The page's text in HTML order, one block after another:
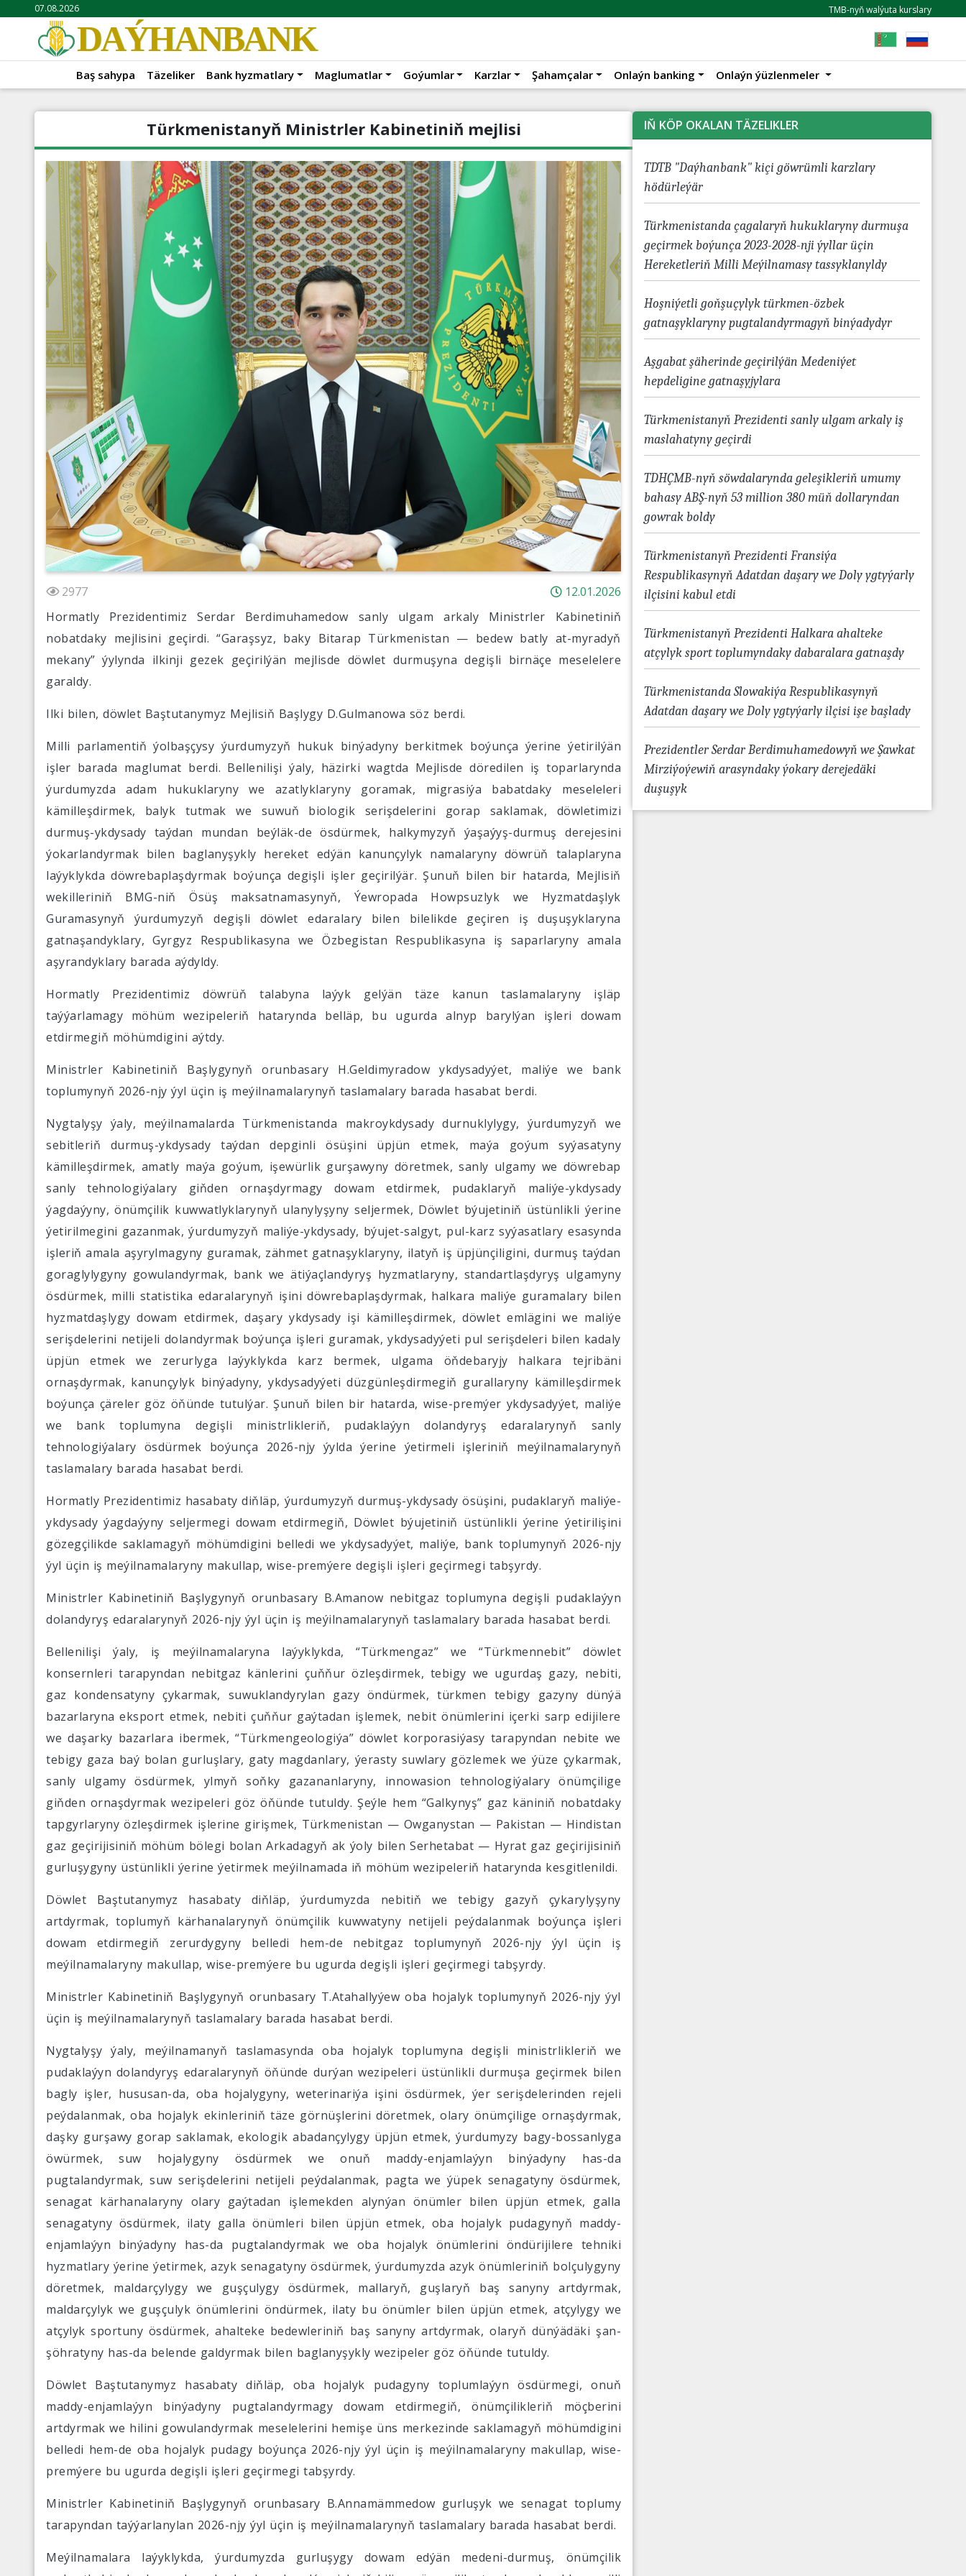
07.08.2026 TMB-nyň walýuta kurslary
DAÝHANBANK
Baş sahypa Täzeliker Bank hyzmatlary Maglumatlar Goýumlar Karzlar Şahamçalar Onlaýn banking Onlaýn ýüzlenmeler
Türkmenistanyň Ministrler Kabinetiniň mejlisi
2977
12.01.2026
Hormatly Prezidentimiz Serdar Berdimuhamedow sanly ulgam arkaly Ministrler Kabinetiniň
nobatdaky mejlisini geçirdi. “Garaşsyz, baky Bitarap Türkmenistan — bedew batly at-myradyň
mekany” ýylynda ilkinji gezek geçirilýän mejlisde döwlet durmuşyna degişli birnäçe meselelere
garaldy.
Ilki bilen, döwlet Baştutanymyz Mejlisiň Başlygy D.Gulmanowa söz berdi.
Milli parlamentiň ýolbaşçysy ýurdumyzyň hukuk binýadyny berkitmek boýunça ýerine ýetirilýän
işler barada maglumat berdi. Bellenilişi ýaly, häzirki wagtda Mejlisde döredilen iş toparlarynda
ýurdumyzda adam hukuklaryny we azatlyklaryny goramak, migrasiýa babatdaky meseleleri
kämilleşdirmek, balyk tutmak we suwuň biologik serişdelerini gorap saklamak, döwletimizi
durmuş-ykdysady taýdan mundan beýläk-de ösdürmek, halkymyzyň ýaşaýyş-durmuş derejesini
ýokarlandyrmak bilen baglanyşykly hereket edýän kanunçylyk namalaryny döwrüň talaplaryna
laýyklykda döwrebaplaşdyrmak boýunça degişli işler geçirilýär. Şunuň bilen bir hatarda, Mejlisiň
wekilleriniň BMG-niň Ösüş maksatnamasynyň, Ýewropada Howpsuzlyk we Hyzmatdaşlyk
Guramasynyň ýurdumyzyň degişli döwlet edaralary bilen bilelikde geçiren iş duşuşyklaryna
gatnaşandyklary, Gyrgyz Respublikasyna we Özbegistan Respublikasyna iş saparlaryny amala
aşyrandyklary barada aýdyldy.
Hormatly Prezidentimiz döwrüň talabyna laýyk gelýän täze kanun taslamalaryny işläp
taýýarlamagy möhüm wezipeleriň hatarynda belläp, bu ugurda alnyp barylýan işleri dowam
etdirmegiň möhümdigini aýtdy.
Ministrler Kabinetiniň Başlygynyň orunbasary H.Geldimyradow ykdysadyýet, maliýe we bank
toplumynyň 2026-njy ýyl üçin iş meýilnamalarynyň taslamalary barada hasabat berdi.
Nygtalyşy ýaly, meýilnamalarda Türkmenistanda makroykdysady durnuklylygy, ýurdumyzyň we
sebitleriň durmuş-ykdysady taýdan depginli ösüşini üpjün etmek, maýa goýum syýasatyny
kämilleşdirmek, amatly maýa goýum, işewürlik gurşawyny döretmek, sanly ulgamy we döwrebap
sanly tehnologiýalary giňden ornaşdyrmagy dowam etdirmek, pudaklaryň maliýe-ykdysady
ýagdaýyny, önümçilik kuwwatlyklarynyň ulanylyşyny seljermek, Döwlet býujetiniň üstünlikli ýerine
ýetirilmegini gazanmak, ýurdumyzyň maliýe-ykdysady, býujet-salgyt, pul-karz syýasatlary esasynda
işleriň amala aşyrylmagyny guramak, zähmet gatnaşyklaryny, ilatyň iş üpjünçiligini, durmuş taýdan
goraglylygyny gowulandyrmak, bank we ätiýaçlandyryş hyzmatlaryny, standartlaşdyryş ulgamyny
ösdürmek, milli statistika edaralarynyň işini döwrebaplaşdyrmak, halkara maliýe guramalary bilen
hyzmatdaşlygy dowam etdirmek, daşary ykdysady işi kämilleşdirmek, döwlet emlägini we maliýe
serişdelerini netijeli dolandyrmak boýunça işleri guramak, ykdysadyýeti pul serişdeleri bilen kadaly
üpjün etmek we zerurlyga laýyklykda karz bermek, ulgama öňdebaryjy halkara tejribäni
ornaşdyrmak, kanunçylyk binýadyny, ykdysadyýeti düzgünleşdirmegiň gurallaryny kämilleşdirmek
boýunça çäreler göz öňünde tutulýar. Şunuň bilen bir hatarda, wise-premýer ykdysadyýet, maliýe
we bank toplumyna degişli ministrlikleriň, pudaklaýyn dolandyryş edaralarynyň sanly
tehnologiýalary ösdürmek boýunça 2026-njy ýylda ýerine ýetirmeli işleriniň meýilnamalarynyň
taslamalary barada hasabat berdi.
Hormatly Prezidentimiz hasabaty diňläp, ýurdumyzyň durmuş-ykdysady ösüşini, pudaklaryň maliýe-
ykdysady ýagdaýyny seljermegi dowam etdirmegiň, Döwlet býujetiniň üstünlikli ýerine ýetirilişini
gözegçilikde saklamagyň möhümdigini belledi we ykdysadyýet, maliýe, bank toplumynyň 2026-njy
ýyl üçin iş meýilnamalaryny makullap, wise-premýere degişli işleri geçirmegi tabşyrdy.
Ministrler Kabinetiniň Başlygynyň orunbasary B.Amanow nebitgaz toplumyna degişli pudaklaýyn
dolandyryş edaralarynyň 2026-njy ýyl üçin iş meýilnamalarynyň taslamalary barada hasabat berdi.
Bellenilişi ýaly, iş meýilnamalaryna laýyklykda, “Türkmengaz” we “Türkmennebit” döwlet
konsernleri tarapyndan nebitgaz känlerini çuňňur özleşdirmek, tebigy we ugurdaş gazy, nebiti,
gaz kondensatyny çykarmak, suwuklandyrylan gazy öndürmek, türkmen tebigy gazyny dünýä
bazarlaryna eksport etmek, nebiti çuňňur gaýtadan işlemek, nebit önümlerini içerki sarp edijilere
we daşarky bazarlara ibermek, “Türkmengeologiýa” döwlet korporasiýasy tarapyndan nebite we
tebigy gaza baý bolan gurluşlary, gaty magdanlary, ýerasty suwlary gözlemek we ýüze çykarmak,
sanly ulgamy ösdürmek, ylmyň soňky gazananlaryny, innowasion tehnologiýalary önümçilige
giňden ornaşdyrmak wezipeleri göz öňünde tutuldy. Şeýle hem “Galkynyş” gaz käniniň nobatdaky
tapgyrlaryny özleşdirmek işlerine girişmek, Türkmenistan — Owganystan — Pakistan — Hindistan
gaz geçirijisiniň möhüm bölegi bolan Arkadagyň ak ýoly bilen Serhetabat — Hyrat gaz geçirijisiniň
gurluşygyny üstünlikli ýerine ýetirmek meýilnamada iň möhüm wezipeleriň hatarynda kesgitlenildi.
Döwlet Baştutanymyz hasabaty diňläp, ýurdumyzda nebitiň we tebigy gazyň çykarylyşyny
artdyrmak, toplumyň kärhanalarynyň önümçilik kuwwatyny netijeli peýdalanmak boýunça işleri
dowam etdirmegiň zerurdygyny belledi hem-de nebitgaz toplumynyň 2026-njy ýyl üçin iş
meýilnamalaryny makullap, wise-premýere bu ugurda degişli işleri geçirmegi tabşyrdy.
Ministrler Kabinetiniň Başlygynyň orunbasary T.Atahallyýew oba hojalyk toplumynyň 2026-njy ýyl
üçin iş meýilnamalarynyň taslamalary barada hasabat berdi.
Nygtalyşy ýaly, meýilnamanyň taslamasynda oba hojalyk toplumyna degişli ministrlikleriň we
pudaklaýyn dolandyryş edaralarynyň öňünde durýan wezipeleri üstünlikli durmuşa geçirmek bilen
bagly işler, hususan-da, oba hojalygyny, weterinariýa işini ösdürmek, ýer serişdelerinden rejeli
peýdalanmak, oba hojalyk ekinleriniň täze görnüşlerini döretmek, olary önümçilige ornaşdyrmak,
daşky gurşawy gorap saklamak, ekologik abadançylygy üpjün etmek, ýurdumyzy bagy-bossanlyga
öwürmek, suw hojalygyny ösdürmek we onuň maddy-enjamlaýyn binýadyny has-da
pugtalandyrmak, suw serişdelerini netijeli peýdalanmak, pagta we ýüpek senagatyny ösdürmek,
senagat kärhanalaryny olary gaýtadan işlemekden alynýan önümler bilen üpjün etmek, galla
senagatyny ösdürmek, ilaty galla önümleri bilen üpjün etmek, oba hojalyk pudagynyň maddy-
enjamlaýyn binýadyny has-da pugtalandyrmak we oba hojalyk önümlerini öndürijilere tehniki
hyzmatlary ýerine ýetirmek, azyk senagatyny ösdürmek, ýurdumyzda azyk önümleriniň bolçulygyny
döretmek, maldarçylygy we guşçulygy ösdürmek, mallaryň, guşlaryň baş sanyny artdyrmak,
maldarçylyk we guşçulyk önümlerini öndürmek, ilaty bu önümler bilen üpjün etmek, atçylygy we
atçylyk sportuny ösdürmek, ahalteke bedewleriniň baş sanyny artdyrmak, olaryň dünýädäki şan-
şöhratyny has-da belende galdyrmak bilen baglanyşykly wezipeler göz öňünde tutuldy.
Döwlet Baştutanymyz hasabaty diňläp, oba hojalyk pudagyny toplumlaýyn ösdürmegi, onuň
maddy-enjamlaýyn binýadyny pugtalandyrmagy dowam etdirmegiň, önümçilikleriň möçberini
artdyrmak we hilini gowulandyrmak meselelerini hemişe üns merkezinde saklamagyň möhümdigini
belledi hem-de oba hojalyk pudagy boýunça 2026-njy ýyl üçin iş meýilnamalaryny makullap, wise-
premýere bu ugurda degişli işleri geçirmegi tabşyrdy.
Ministrler Kabinetiniň Başlygynyň orunbasary B.Annamämmedow gurluşyk we senagat toplumy
tarapyndan taýýarlanylan 2026-njy ýyl üçin iş meýilnamalarynyň taslamalary barada hasabat berdi.
Meýilnamalara laýyklykda, ýurdumyzda gurluşygy dowam edýän medeni-durmuş, önümçilik
IŇ KÖP OKALAN TÄZELIKLER
TDTB "Daýhanbank" kiçi göwrümli karzlary
hödürleýär
Türkmenistanda çagalaryň hukuklaryny durmuşa
geçirmek boýunça 2023-2028-nji ýyllar üçin
Hereketleriň Milli Meýilnamasy tassyklanyldy
Hoşniýetli goňşuçylyk türkmen-özbek
gatnaşyklaryny pugtalandyrmagyň binýadydyr
Aşgabat şäherinde geçirilýän Medeniýet
hepdeligine gatnaşyjylara
Türkmenistanyň Prezidenti sanly ulgam arkaly iş
maslahatyny geçirdi
TDHÇMB-nyň söwdalarynda geleşikleriň umumy
bahasy ABŞ-nyň 53 million 380 müň dollaryndan
gowrak boldy
Türkmenistanyň Prezidenti Fransiýa
Respublikasynyň Adatdan daşary we Doly ygtyýarly
ilçisini kabul etdi
Türkmenistanyň Prezidenti Halkara ahalteke
atçylyk sport toplumyndaky dabaralara gatnaşdy
Türkmenistanda Slowakiýa Respublikasynyň
Adatdan daşary we Doly ygtyýarly ilçisi işe başlady
Prezidentler Serdar Berdimuhamedowyň we Şawkat
Mirziýoýewiň arasyndaky ýokary derejedäki
duşuşyk